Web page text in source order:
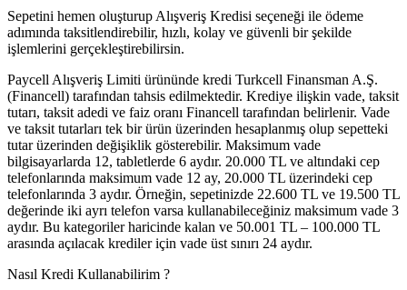
Sepetini hemen oluşturup Alışveriş Kredisi seçeneği ile ödeme
adımında taksitlendirebilir, hızlı, kolay ve güvenli bir şekilde
işlemlerini gerçekleştirebilirsin.
Paycell Alışveriş Limiti ürününde kredi Turkcell Finansman A.Ş.
(Financell) tarafından tahsis edilmektedir. Krediye ilişkin vade, taksit
tutarı, taksit adedi ve faiz oranı Financell tarafından belirlenir. Vade
ve taksit tutarları tek bir ürün üzerinden hesaplanmış olup sepetteki
tutar üzerinden değişiklik gösterebilir. Maksimum vade
bilgisayarlarda 12, tabletlerde 6 aydır. 20.000 TL ve altındaki cep
telefonlarında maksimum vade 12 ay, 20.000 TL üzerindeki cep
telefonlarında 3 aydır. Örneğin, sepetinizde 22.600 TL ve 19.500 TL
değerinde iki ayrı telefon varsa kullanabileceğiniz maksimum vade 3
aydır. Bu kategoriler haricinde kalan ve 50.001 TL – 100.000 TL
arasında açılacak krediler için vade üst sınırı 24 aydır.
Nasıl Kredi Kullanabilirim ?